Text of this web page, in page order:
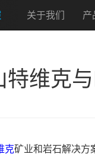
关于我们 产
特维克
克矿业和岩石解决方